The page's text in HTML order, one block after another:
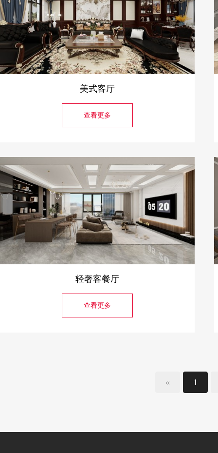
美式客厅
查看更多
轻奢客餐厅
查看更多
« 1